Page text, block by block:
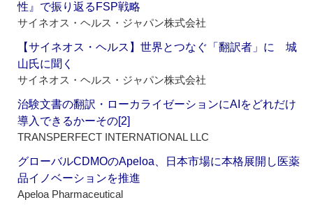
性』で振り返るFSP戦略
サイネオス・ヘルス・ジャパン株式会社
【サイネオス・ヘルス】世界とつなぐ「翻訳者」に 城
山氏に聞く
サイネオス・ヘルス・ジャパン株式会社
治験文書の翻訳・ローカライゼーションにAIをどれだけ
導入できるかーその[2]
TRANSPERFECT INTERNATIONAL LLC
グローバルCDMOのApeloa、日本市場に本格展開し医薬
品イノベーションを推進
Apeloa Pharmaceutical